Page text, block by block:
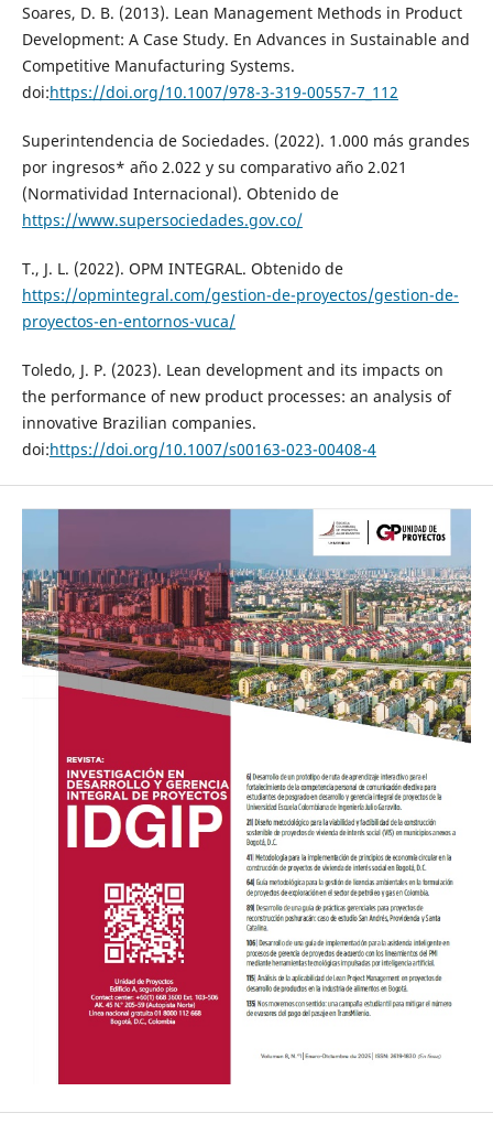
Soares, D. B. (2013). Lean Management Methods in Product
Development: A Case Study. En Advances in Sustainable and
Competitive Manufacturing Systems.
doi:https://doi.org/10.1007/978-3-319-00557-7_112
Superintendencia de Sociedades. (2022). 1.000 más grandes
por ingresos* año 2.022 y su comparativo año 2.021
(Normatividad Internacional). Obtenido de
https://www.supersociedades.gov.co/
T., J. L. (2022). OPM INTEGRAL. Obtenido de
https://opmintegral.com/gestion-de-proyectos/gestion-de-
proyectos-en-entornos-vuca/
Toledo, J. P. (2023). Lean development and its impacts on
the performance of new product processes: an analysis of
innovative Brazilian companies.
doi:https://doi.org/10.1007/s00163-023-00408-4